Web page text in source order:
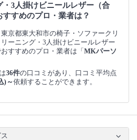
・3人掛けビニールレザー（合
すめのプロ・業者は？
京都東大和市の椅子・ソファークリ
ーニング・3人掛けビニールレザー
すすめのプロ・業者は「 MKパーソ
36件の口コミがあり、口コミ平均点
)～依頼することができます。